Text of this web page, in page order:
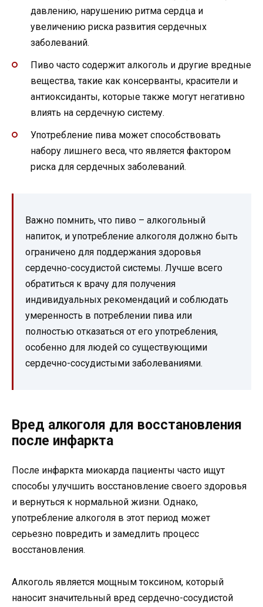
давлению, нарушению ритма сердца и
увеличению риска развития сердечных
заболеваний.
Пиво часто содержит алкоголь и другие вредные
вещества, такие как консерванты, красители и
антиоксиданты, которые также могут негативно
влиять на сердечную систему.
Употребление пива может способствовать
набору лишнего веса, что является фактором
риска для сердечных заболеваний.
Важно помнить, что пиво – алкогольный
напиток, и употребление алкоголя должно быть
ограничено для поддержания здоровья
сердечно-сосудистой системы. Лучше всего
обратиться к врачу для получения
индивидуальных рекомендаций и соблюдать
умеренность в потреблении пива или
полностью отказаться от его употребления,
особенно для людей со существующими
сердечно-сосудистыми заболеваниями.
Вред алкоголя для восстановления
после инфаркта
После инфаркта миокарда пациенты часто ищут
способы улучшить восстановление своего здоровья
и вернуться к нормальной жизни. Однако,
употребление алкоголя в этот период может
серьезно повредить и замедлить процесс
восстановления.
Алкоголь является мощным токсином, который
наносит значительный вред сердечно-сосудистой